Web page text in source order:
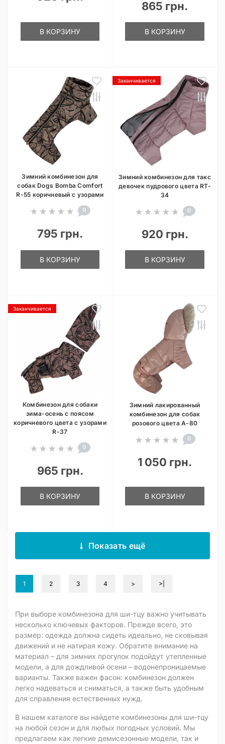
В КОРЗИНУ
865 грн.
В КОРЗИНУ
Зимний комбинезон для
собак Dogs Bomba Comfort
R-55 коричневый с узорами
0
795 грн.
В КОРЗИНУ
Заканчивается
Зимний комбинезон для такс
девочек пудрового цвета RT-
34
0
920 грн.
В КОРЗИНУ
Заканчивается
Комбинезон для собаки
зима-осень с поясом
коричневого цвета с узорами
R-37
0
965 грн.
В КОРЗИНУ
Зимний лакированный
комбинезон для собак
розового цвета A-80
0
1 050 грн.
В КОРЗИНУ
Показать ещё
1 2 3 4 > >|
При выборе комбинезона для ши-тцу важно учитывать
несколько ключевых факторов. Прежде всего, это
размер: одежда должна сидеть идеально, не сковывая
движений и не натирая кожу. Обратите внимание на
материал – для зимних прогулок подойдут утепленные
модели, а для дождливой осени – водонепроницаемые
варианты. Также важен фасон: комбинезон должен
легко надеваться и сниматься, а также быть удобным
для справления естественных нужд.
В нашем каталоге вы найдете комбинезоны для ши-тцу
на любой сезон и для любых погодных условий. Мы
предлагаем как легкие демисезонные модели, так и